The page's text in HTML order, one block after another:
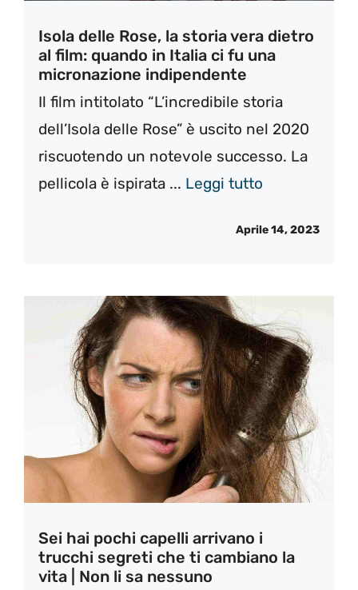
Isola delle Rose, la storia vera dietro
al film: quando in Italia ci fu una
micronazione indipendente
Il film intitolato “L’incredibile storia
dell’Isola delle Rose” è uscito nel 2020
riscuotendo un notevole successo. La
pellicola è ispirata ... Leggi tutto
Aprile 14, 2023
Sei hai pochi capelli arrivano i
trucchi segreti che ti cambiano la
vita | Non li sa nessuno